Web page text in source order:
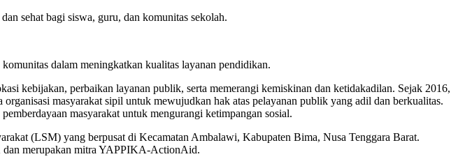
sehat bagi siswa, guru, dan komunitas sekolah.
dalam meningkatkan kualitas layanan pendidikan.
kebijakan, perbaikan layanan publik, serta memerangi kemiskinan dan ketidakadilan. Sejak 2016,
masyarakat sipil untuk mewujudkan hak atas pelayanan publik yang adil dan berkualitas.
masyarakat untuk mengurangi ketimpangan sosial.
(LSM) yang berpusat di Kecamatan Ambalawi, Kabupaten Bima, Nusa Tenggara Barat.
dan merupakan mitra YAPPIKA-ActionAid.